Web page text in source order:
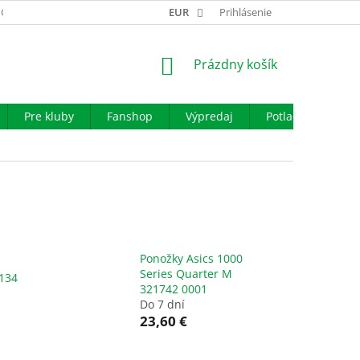
GARANCIA VÝMENY TOVARU REKLAMAČNÝ PORIADOK
EUR Prihlásenie
NÁKUPNÝ
Prázdny košík
Pre kluby Fanshop Výpredaj Potlač
Ponožky Asics 1000
Series Quarter M
321742 0001
Do 7 dní
23,60 €